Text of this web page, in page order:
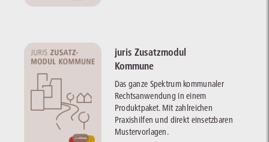
juris Zusatzmodul
Kommune
Das ganze Spektrum kommunaler
Rechtsanwendung in einem
Produktpaket. Mit zahlreichen
Praxishilfen und direkt einsetzbaren
Mustervorlagen.